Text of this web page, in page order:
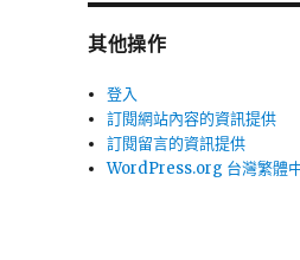
其他操作
登入
訂閱網站內容的資訊提供
訂閱留言的資訊提供
WordPress.org 台灣繁體